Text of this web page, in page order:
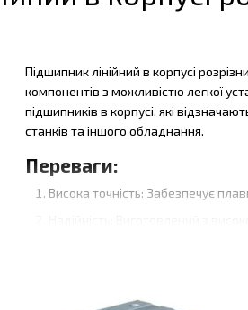
Підшипник лінійний в корпусі
компонентів з можливістю легкої
підшипників в корпусі, які
станків та іншого обладнання.
Переваги:
Висока точність: Забезпечує